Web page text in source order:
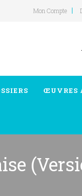
Mon Compte
ŒUVRES